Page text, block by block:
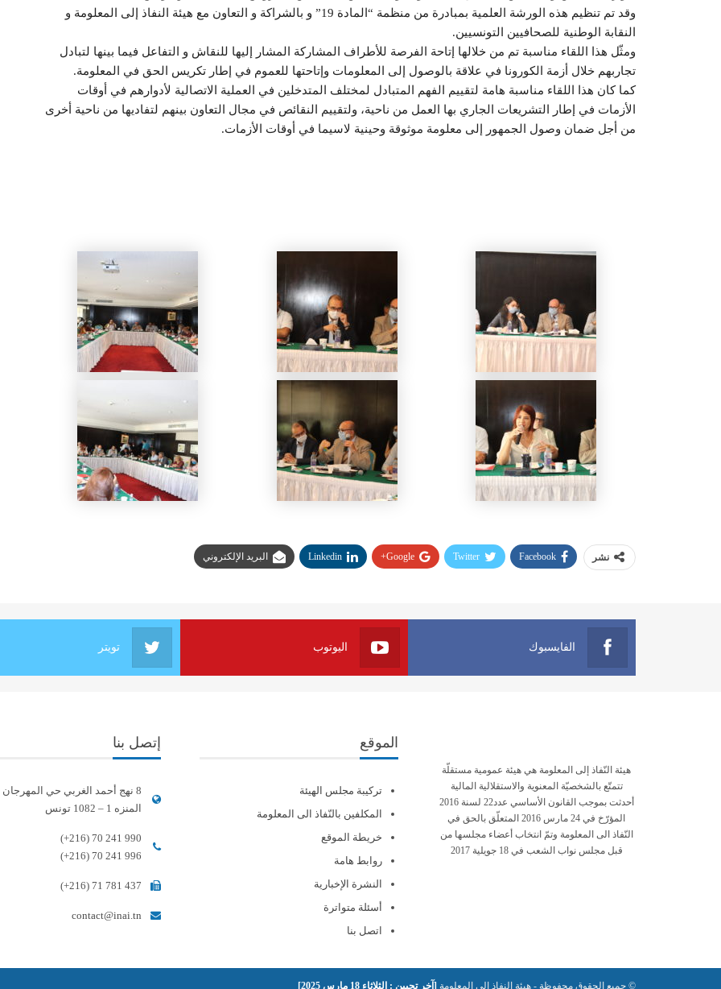
وقد تم تنظيم هذه الورشة العلمية بمبادرة من منظمة “المادة 19” و بالشراكة و التعاون مع هيئة النفاذ إلى المعلومة و
النقابة الوطنية للصحافيين التونسيين.
ومثّل هذا اللقاء مناسبة تم من خلالها إتاحة الفرصة للأطراف المشاركة المشار إليها للنقاش و التفاعل فيما بينها لتبادل
تجار بهم خلال أزمة الكورونا في علاقة بالوصول إلى المعلومات وإتاحتها للعموم في إطار تكريس الحق في المعلومة.
كما كان هذا اللقاء مناسبة هامة لتقییم الفھم المتبادل لمختلف المتدخلین في العملیة الاتصالیة لأدوارھم في أوقات
الأزمات في إطار التشريعات الجاري بھا العمل من ناحية، ولتقییم النقائص في مجال التعاون بینھم لتفاديھا من ناحية أخرى
من أجل ضمان وصول الجمھور إلى معلومة موثوقة وحینیة لاسيما في أوقات الأزمات.
نشر Facebook
Twitter
Google+
Linkedin البريد الإلكتروني
الفايسبوك اليوتوب تويتر
هيئة النّفاذ إلى المعلومة هي هيئة عمومية مستقلّة
تتمتّع بالشخصيّة المعنوية والاستقلالية المالية
أحدثت بموجب القانون الأساسي عدد22 لسنة 2016
المؤرّخ في 24 مارس 2016 المتعلّق بالحق في
النّفاذ الى المعلومة وتمّ انتخاب أعضاء مجلسها من
قبل مجلس نواب الشعب في 18 جويلية 2017
الموقع
تركيبة مجلس الهيئة
المكلفين بالنّفاذ الى المعلومة
خريطة الموقع
روابط هامة
النشرة الإخبارية
أسئلة متواترة
اتصل بنا
إتصل بنا
8 نهج أحمد الغربي حي المهرجان
المنزه 1 – 1082 تونس
(+216) 70 241 990
(+216) 70 241 996
(+216) 71 781 437
contact@inai.tn
© جميع الحقوق محفوظة - هيئة النفاذ إلى المعلومة [آخر تحيين : الثلاثاء 18 مارس 2025]